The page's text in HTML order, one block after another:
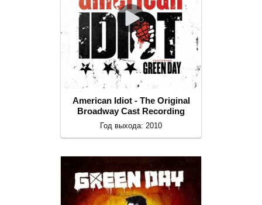
American Idiot - The Original
Broadway Cast Recording
Год выхода: 2010